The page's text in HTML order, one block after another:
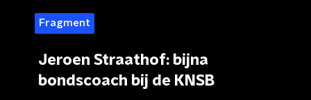
Fragment
Jeroen Straathof: bijna
bondscoach bij de KNSB